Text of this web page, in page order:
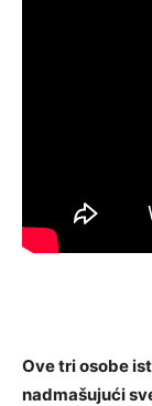
Ove tri osobe
nadmašujući